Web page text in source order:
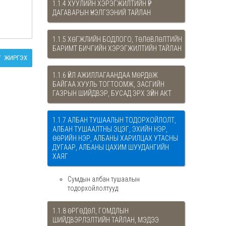
ЖИРГЭХ
1.1.4 ХУУЛИЙН ХЭРЭГЖИЛТИЙН ҮР
ДАГАВАРЫН ҮНЭЛГЭЭНИЙ ТАЙЛАН
1.1.5 ХӨГЖЛИЙН БОДЛОГО, ТӨЛӨВЛӨЛТИЙН
БАРИМТ БИЧГИЙН ХЭРЭГЖИЛТИЙН ТАЙЛАН
1.1.6 ҮЙЛ АЖИЛЛАГААНДАА МӨРДӨЖ
БАЙГАА ХУУЛЬ ТОГТООМЖ, ЗАСГИЙН
ГАЗРЫН ШИЙДВЭР, БУСАД ЭРХ ЗҮЙН АКТ
1.1.7 АЛБАН ТУШААЛЫН ТОДОРХОЙЛОЛТ,
АЛБАН ТУШААЛТНЫ ЭЦЭГ, ЭХИЙН НЭР,
ӨӨРИЙН НЭР, АЛБАНЫ ХАРИЛЦАХ УТАСНЫ
ДУГААР, АЛБАНЫ ЦАХИМ ШУУДАНГИЙН
ХАЯГ
Сумдын албан тушаалын
тодорхойлолтууд
1.1.8 ӨРГӨДӨЛ, ГОМДЛЫН
ШИЙДВЭРЛЭЛТИЙН ТАЙЛАН, МЭДЭЭ